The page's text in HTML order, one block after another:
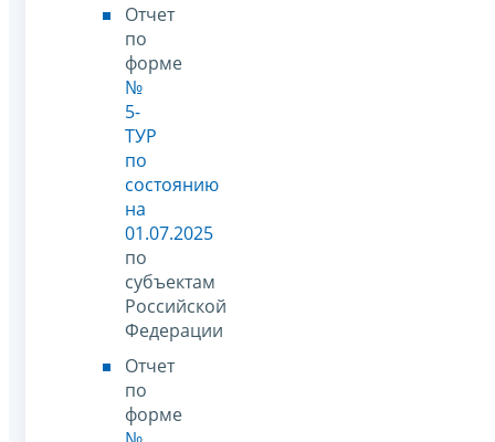
Отчет
по
форме
№
5-
ТУР
по
состоянию
на
01.07.2025
по
субъектам
Российской
Федерации
Отчет
по
форме